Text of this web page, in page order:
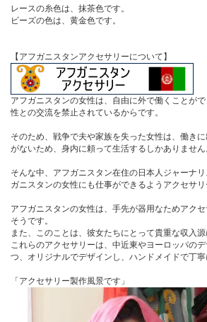
レースの糸色は、抹茶色です。
ビーズの色は、黄金色です。
【アフガニスタンアクセサリーについて】
アフガニスタンの女性は、自由に外で働くことが
性との交流を禁止されているからです。
そのため、戦争で夫や家族を失った女性は、働き
がないため、身内に頼って生活するしかありません
そんな中、アフガニスタン在住の日本人ジャーナ
ガニスタンの女性にも仕事ができるようアクセサリ
アフガニスタンの女性は、手先が器用なためアク
そうです。
また、このことは、彼女たちにとって貴重な収入源
これらのアクセサリーは、中近東やヨーロッパの
つ、オリジナルでデザインし、ハンドメイドで丁寧
「アクセサリー製作風景です」